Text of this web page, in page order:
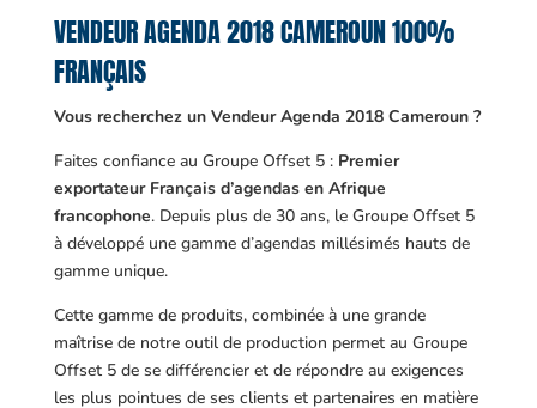
VENDEUR AGENDA 2018 CAMEROUN 100%
FRANÇAIS
Vous recherchez un Vendeur Agenda 2018 Cameroun ?
Faites confiance au Groupe Offset 5 : Premier
exportateur Français d’agendas en Afrique
francophone. Depuis plus de 30 ans, le Groupe Offset 5
à développé une gamme d’agendas millésimés hauts de
gamme unique.
Cette gamme de produits, combinée à une grande
maîtrise de notre outil de production permet au Groupe
Offset 5 de se différencier et de répondre au exigences
les plus pointues de ses clients et partenaires en matière